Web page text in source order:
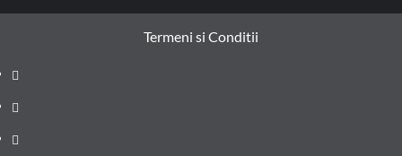
Termeni si Conditii
Prima
pagină
Știri
de
Administrație